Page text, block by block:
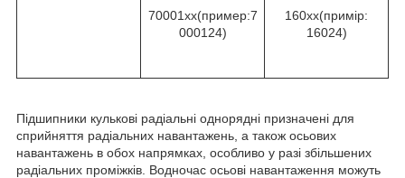
70001хх(пример:7
000124)
160хх(примір:
16024)
Підшипники кулькові радіальні однорядні призначені для
сприйняття радіальних навантажень, а також осьових
навантажень в обох напрямках, особливо у разі збільшених
радіальних проміжків. Водночас осьові навантаження можуть